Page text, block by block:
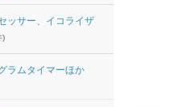
ッサー、イコライザ
)
ラムタイマーほか